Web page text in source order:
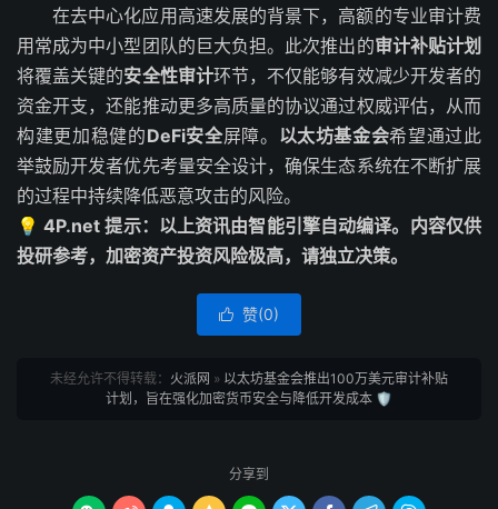
在去中心化应用高速发展的背景下，高额的专业审计费
用常成为中小型团队的巨大负担。此次推出的审计补贴计划
将覆盖关键的安全性审计环节，不仅能够有效减少开发者的
资金开支，还能推动更多高质量的协议通过权威评估，从而
构建更加稳健的DeFi安全屏障。 以太坊基金会希望通过此
举鼓励开发者优先考量安全设计，确保生态系统在不断扩展
的过程中持续降低恶意攻击的风险。
💡 4P.net 提示：以上资讯由智能引擎自动编译。内容仅供
投研参考，加密资产投资风险极高，请独立决策。
 赞(0)
未经允许不得转载： 火派网 » 以太坊基金会推出100万美元审计补贴
计划，旨在强化加密货币安全与降低开发成本 🛡️
分享到